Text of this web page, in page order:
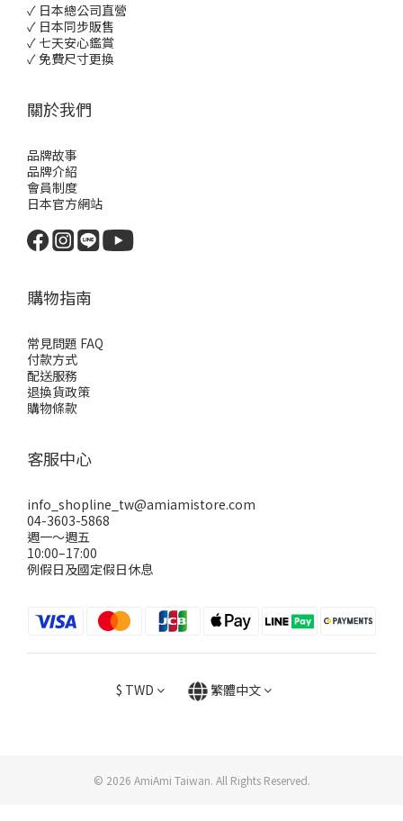
✓ 日本總公司直營
✓ 日本同步販售
✓ 七天安心鑑賞
✓ 免費尺寸更換
關於我們
品牌故事
品牌介紹
會員制度
日本官方網站
購物指南
常見問題 FAQ
付款方式
配送服務
退換貨政策
購物條款
客服中心
info_shopline_tw@amiamistore.com
04-3603-5868
週一～週五
10:00–17:00
例假日及國定假日休息
$ TWD 繁體中文
© 2026 AmiAmi Taiwan. All Rights Reserved.